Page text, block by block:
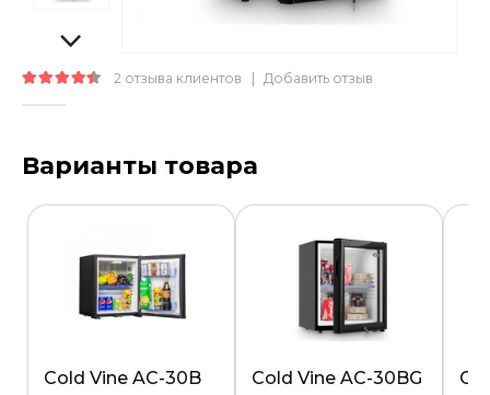
2 отзыва клиентов | Добавить отзыв
Варианты товара
Cold Vine AC-30B Cold Vine AC-30BG